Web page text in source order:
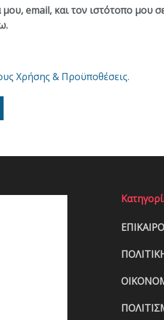
email, και τον ιστότοπο μου
Χρήσης & Προϋποθέσεις.